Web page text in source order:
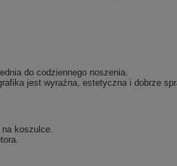
do codziennego noszenia.
jest wyraźna, estetyczna i dobrze
koszulce.